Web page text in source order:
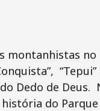
montanhistas
Dedo de
do